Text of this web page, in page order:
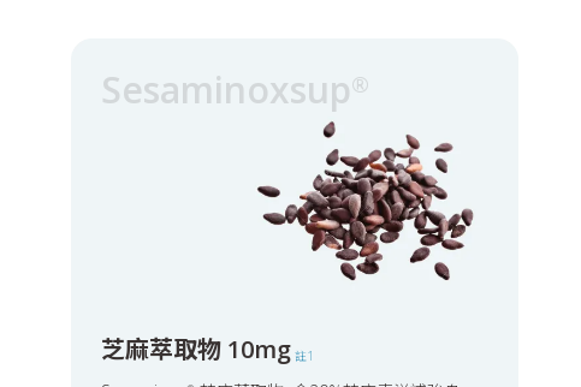
Sesaminoxsup®
芝麻萃取物 10mg 註1